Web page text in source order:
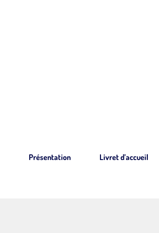
Présentation Livret d’accueil